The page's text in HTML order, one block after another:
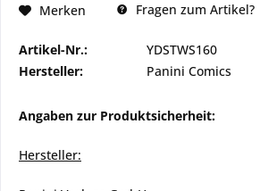
Merken Fragen zum Artikel?
Artikel-Nr.:
YDSTWS160
Hersteller:
Panini Comics
Angaben zur Produktsicherheit:
Hersteller: